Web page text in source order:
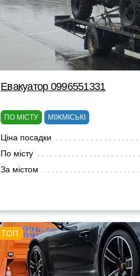
Евакуатор 0996551331
ПО МІСТУ МІЖМІСЬКІ
Ціна посадки
По місту
За містом